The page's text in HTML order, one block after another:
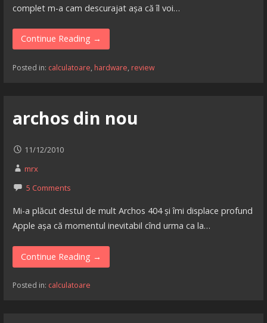
complet m-a cam descurajat așa că îl voi…
Continue Reading →
Posted in: calculatoare, hardware, review
archos din nou
11/12/2010
mrx
5 Comments
Mi-a plăcut destul de mult Archos 404 și îmi displace profund
Apple așa că momentul inevitabil cînd urma ca la…
Continue Reading →
Posted in: calculatoare